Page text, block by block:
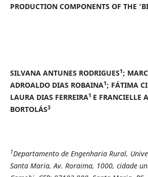
PRODUCTION COMPONENTS OF THE
SILVANA ANTUNES RODRIGUES1;
ADROALDO DIAS ROBAINA1; FÁTIMA
LAURA DIAS FERREIRA1 E FRANCIELLE
BORTOLÁS3
1Departamento de Engenharia Rural,
Santa Maria, Av. Roraima, 1000, cidade